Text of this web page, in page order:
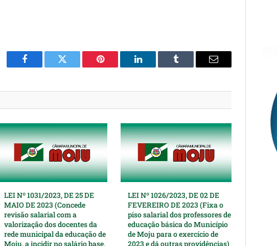
Facebook Twitter Pinterest
O
Tumblr
E-
LEI Nº 1031/2023, DE 25 DE
MAIO DE 2023 (Concede
revisão salarial com a
valorização dos docentes da
rede municipal da educação de
Moju, a incidir no salário base,
LEI Nº 1026/2023, DE 02 DE
FEVEREIRO DE 2023 (Fixa o
piso salarial dos professores de
educação básica do Município
de Moju para o exercício de
2023 e dá outras providências)